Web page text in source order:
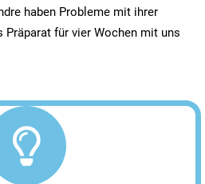
haben Probleme mit ihrer
Präparat für vier Wochen mit uns